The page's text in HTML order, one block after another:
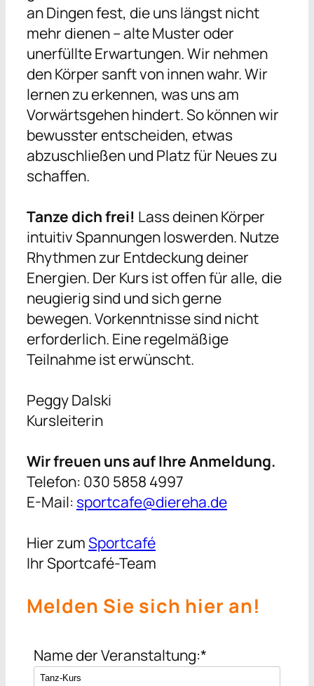
an Dingen fest, die uns längst nicht
mehr dienen – alte Muster oder
unerfüllte Erwartungen. Wir nehmen
den Körper sanft von innen wahr. Wir
lernen zu erkennen, was uns am
Vorwärtsgehen hindert. So können wir
bewusster entscheiden, etwas
abzuschließen und Platz für Neues zu
schaffen.
Tanze dich frei! Lass deinen Körper
intuitiv Spannungen loswerden. Nutze
Rhythmen zur Entdeckung deiner
Energien. Der Kurs ist offen für alle, die
neugierig sind und sich gerne
bewegen. Vorkenntnisse sind nicht
erforderlich. Eine regelmäßige
Teilnahme ist erwünscht.
Peggy Dalski
Kursleiterin
Wir freuen uns auf Ihre Anmeldung.
Telefon: 030 5858 4997
E-Mail: sportcafe@diereha.de
Hier zumSportcafé
Ihr Sportcafé-Team
Melden Sie sich hier an!
Name der Veranstaltung:*